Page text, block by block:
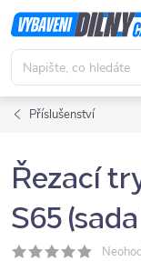
Přejít
na
obsah
Příslušenství
Řezací
S65